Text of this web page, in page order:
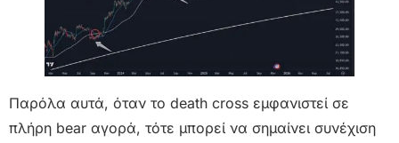
Παρόλα αυτά, όταν το death cross εμφανιστεί σε
πλήρη bear αγορά, τότε μπορεί να σημαίνει συνέχιση